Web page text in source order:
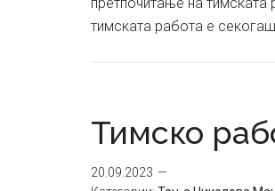
тимската работа е
Тимско
20.09.2023